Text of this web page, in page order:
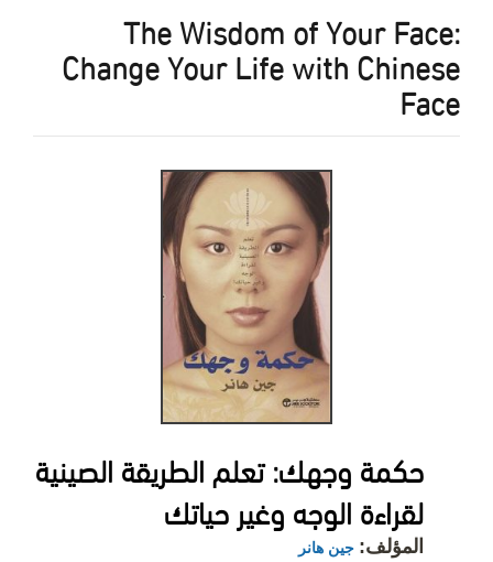
The Wisdom of Your Face:
Change Your Life with Chinese
Face
حكمة وجهك: تعلم الطريقة الصينية
لقراءة الوجه وغير حياتك
المؤلف: جين هانر